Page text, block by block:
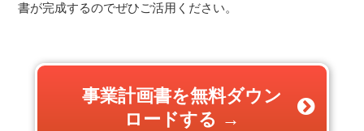
書が完成するのでぜひご活用ください。
事業計画書を無料ダウン
ロードする →